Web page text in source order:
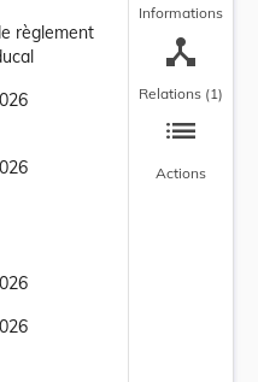
règlement
Informations
device_hub
Relations (1)
list
Actions